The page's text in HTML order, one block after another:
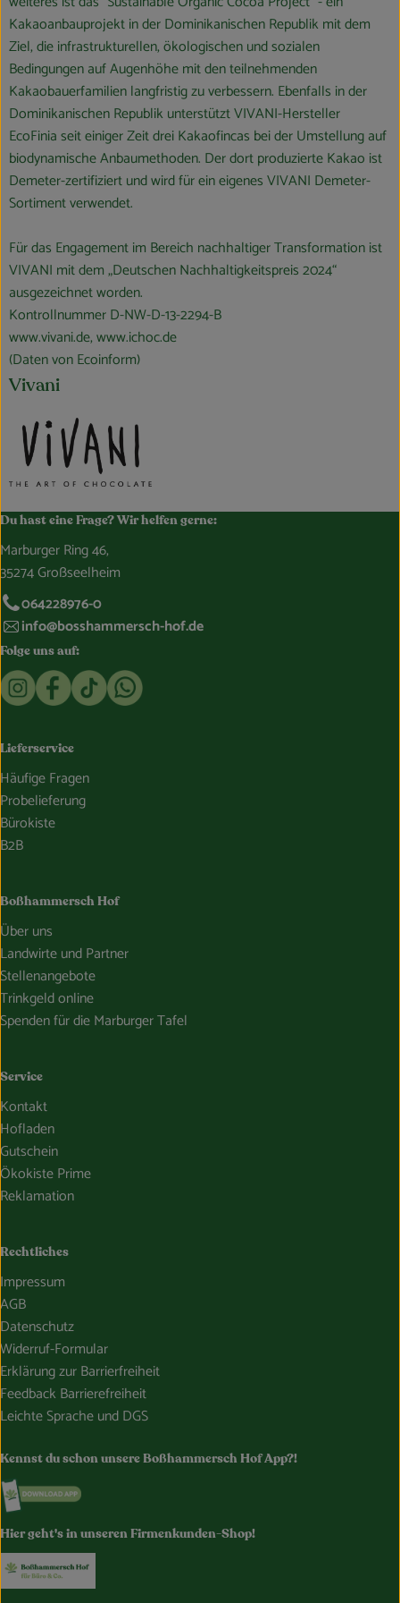
Kakaoanbauprojekt in der Dominikanischen Republik mit dem
Ziel, die infrastrukturellen, ökologischen und sozialen
Bedingungen auf Augenhöhe mit den teilnehmenden
Kakaobauerfamilien langfristig zu verbessern. Ebenfalls in der
Dominikanischen Republik unterstützt VIVANI-Hersteller
EcoFinia seit einiger Zeit drei Kakaofincas bei der Umstellung auf
biodynamische Anbaumethoden. Der dort produzierte Kakao ist
Demeter-zertifiziert und wird für ein eigenes VIVANI Demeter-
Sortiment verwendet.
Für das Engagement im Bereich nachhaltiger Transformation ist
VIVANI mit dem „Deutschen Nachhaltigkeitspreis 2024“
ausgezeichnet worden.
Kontrollnummer D-NW-D-13-2294-B
www.vivani.de, www.ichoc.de
(Daten von Ecoinform)
Vivani
Du hast eine Frage? Wir helfen gerne:
Marburger Ring 46,
35274 Großseelheim
064228976-0
info@bosshammersch-hof.de
Folge uns auf:
Externer Link zu https://www.instagram.com/
Externer Link zu https://www.facebook.com/
Externer Link zu https://www.tiktok.com/
Externer Link zu https://whatsapp.com/
Lieferservice
Häufige Fragen
Probelieferung
Bürokiste
B2B
Boßhammersch Hof
Über uns
Landwirte und Partner
Stellenangebote
Trinkgeld online
Spenden für die Marburger Tafel
Service
Kontakt
Hofladen
Gutschein
Ökokiste Prime
Reklamation
Rechtliches
Impressum
AGB
Datenschutz
Widerruf-Formular
Erklärung zur Barrierfreiheit
Feedback Barrierefreiheit
Leichte Sprache und DGS
Kennst du schon unsere Boßhammersch Hof App?!
Externer Link zu https://www.bosshammersch-
Hier geht's in unseren Firmenkunden-Shop!